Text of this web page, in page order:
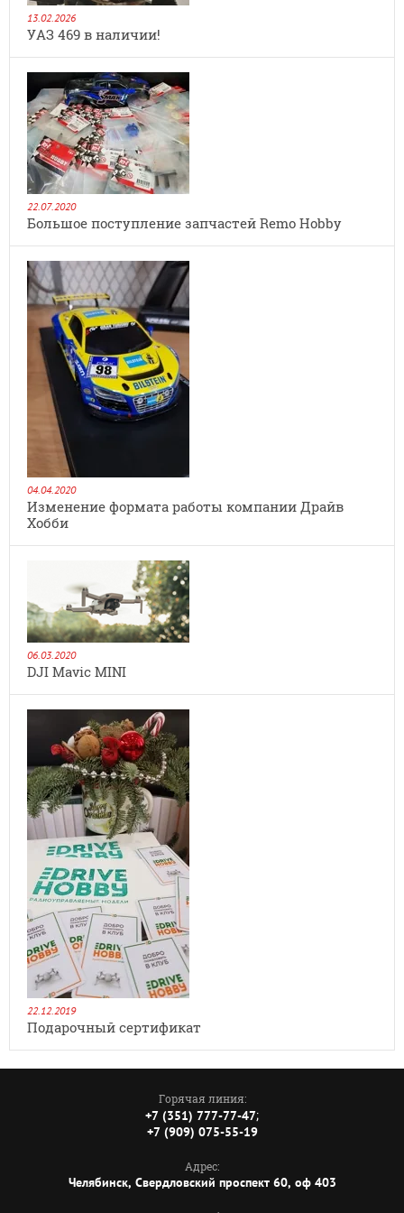
13.02.2026
УАЗ 469 в наличии!
22.07.2020
Большое поступление запчастей Remo Hobby
04.04.2020
Изменение формата работы компании Драйв
Хобби
06.03.2020
DJI Mavic MINI
22.12.2019
Подарочный сертификат
Горячая линия:
+7 (351) 777-77-47;
+7 (909) 075-55-19
Адрес:
Челябинск, Свердловский проспект 60, оф 403